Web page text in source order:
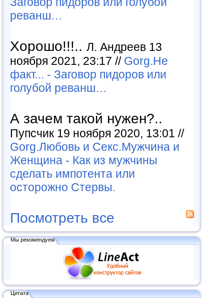
реванш…
Хорошо!!!.. Л. Андреев 13
ноября 2021, 23:17 // Gorg.Не
факт... - Заговор пидоров или
голубой реванш…
А зачем такой нужен?..
Пупсчик 19 ноября 2020, 13:01 //
Gorg.Любовь и Секс.Мужчина и
Женщина - Как из мужчины
сделать импотента или
осторожно Стервы.
Посмотреть все
Мы рекомендуем
Цитата